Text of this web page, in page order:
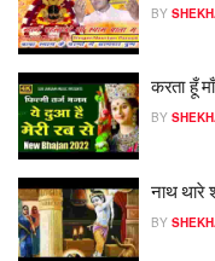
BY
करता हूँ
BY
नाथ थारे
BY